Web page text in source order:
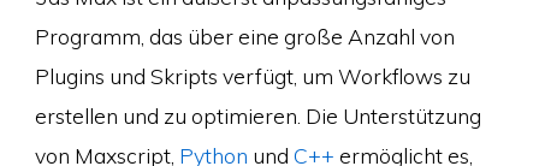
Programm, das über eine große Anzahl von
Plugins und Skripts verfügt, um Workflows zu
erstellen und zu optimieren. Die Unterstützung
von Maxscript, Python und C++ ermöglicht es,